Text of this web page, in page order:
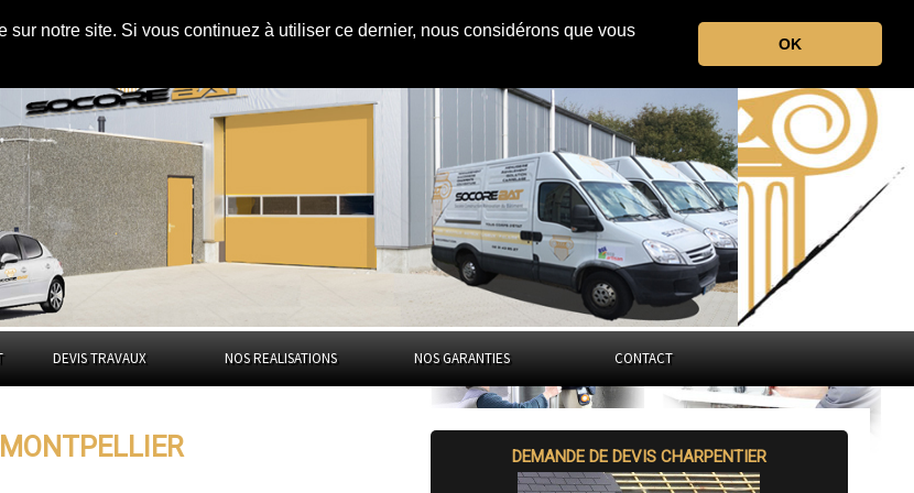
notre site. Si vous continuez à utiliser ce dernier, nous considérons que vous
OK
l'Hérault
DEVIS TRAVAUX NOS REALISATIONS NOS GARANTIES CONTACT
DEMANDE DE DEVIS CHARPENTIER